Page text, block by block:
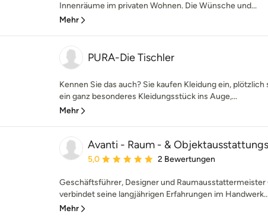
Innenräume im privaten Wohnen. Die Wünsche und...
Mehr
PURA-Die Tischler
Kennen Sie das auch? Sie kaufen Kleidung ein,
ein ganz besonderes Kleidungsstück ins Auge,...
Mehr
Avanti - Raum - &
Durchschnittliche Bewertung: 5 von 5 Sternen
5,0 2 Bewertungen
Geschäftsführer, Designer und Raumausstattermeister
verbindet seine langjährigen Erfahrungen im
Mehr